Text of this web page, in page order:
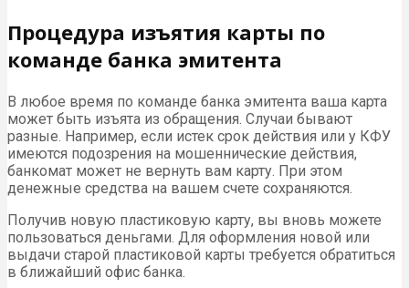
Процедура изъятия карты по
команде банка эмитента
В любое время по команде банка эмитента ваша карта
может быть изъята из обращения. Случаи бывают
разные. Например, если истек срок действия или у КФУ
имеются подозрения на мошеннические действия,
банкомат может не вернуть вам карту. При этом
денежные средства на вашем счете сохраняются.
Получив новую пластиковую карту, вы вновь можете
пользоваться деньгами. Для оформления новой или
выдачи старой пластиковой карты требуется обратиться
в ближайший офис банка.